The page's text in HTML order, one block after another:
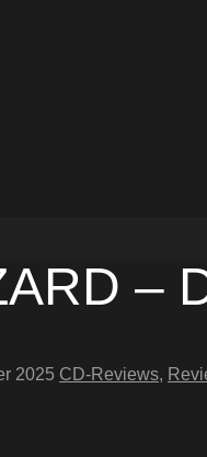
–
2025 CD-Reviews,